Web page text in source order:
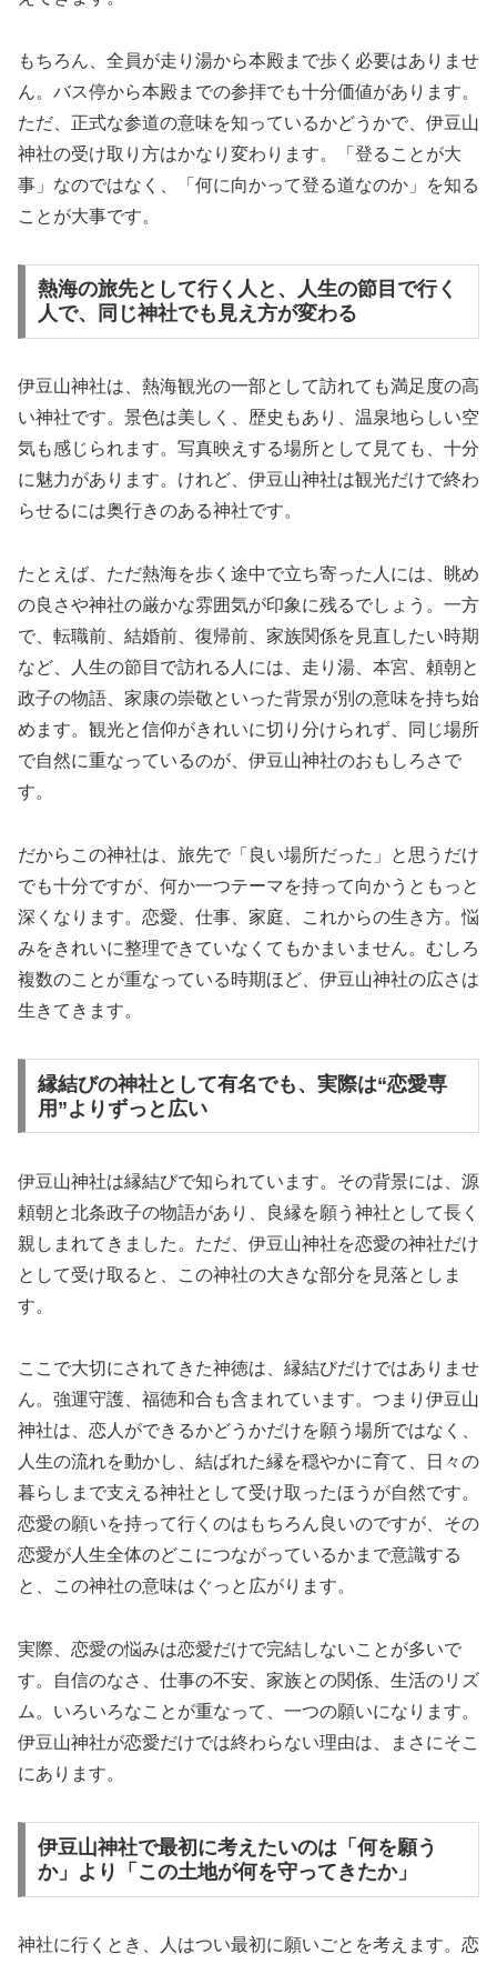
もちろん、全員が走り湯から本殿まで歩く必要はありませ
ん。バス停から本殿までの参拝でも十分価値があります。
ただ、正式な参道の意味を知っているかどうかで、伊豆山
神社の受け取り方はかなり変わります。「登ることが大
事」なのではなく、「何に向かって登る道なのか」を知る
ことが大事です。
熱海の旅先として行く人と、人生の節目で行く
人で、同じ神社でも見え方が変わる
伊豆山神社は、熱海観光の一部として訪れても満足度の高
い神社です。景色は美しく、歴史もあり、温泉地らしい空
気も感じられます。写真映えする場所として見ても、十分
に魅力があります。けれど、伊豆山神社は観光だけで終わ
らせるには奥行きのある神社です。
たとえば、ただ熱海を歩く途中で立ち寄った人には、眺め
の良さや神社の厳かな雰囲気が印象に残るでしょう。一方
で、転職前、結婚前、復帰前、家族関係を見直したい時期
など、人生の節目で訪れる人には、走り湯、本宮、頼朝と
政子の物語、家康の崇敬といった背景が別の意味を持ち始
めます。観光と信仰がきれいに切り分けられず、同じ場所
で自然に重なっているのが、伊豆山神社のおもしろさで
す。
だからこの神社は、旅先で「良い場所だった」と思うだけ
でも十分ですが、何か一つテーマを持って向かうともっと
深くなります。恋愛、仕事、家庭、これからの生き方。悩
みをきれいに整理できていなくてもかまいません。むしろ
複数のことが重なっている時期ほど、伊豆山神社の広さは
生きてきます。
縁結びの神社として有名でも、実際は“恋愛専
用”よりずっと広い
伊豆山神社は縁結びで知られています。その背景には、源
頼朝と北条政子の物語があり、良縁を願う神社として長く
親しまれてきました。ただ、伊豆山神社を恋愛の神社だけ
として受け取ると、この神社の大きな部分を見落としま
す。
ここで大切にされてきた神徳は、縁結びだけではありませ
ん。強運守護、福徳和合も含まれています。つまり伊豆山
神社は、恋人ができるかどうかだけを願う場所ではなく、
人生の流れを動かし、結ばれた縁を穏やかに育て、日々の
暮らしまで支える神社として受け取ったほうが自然です。
恋愛の願いを持って行くのはもちろん良いのですが、その
恋愛が人生全体のどこにつながっているかまで意識する
と、この神社の意味はぐっと広がります。
実際、恋愛の悩みは恋愛だけで完結しないことが多いで
す。自信のなさ、仕事の不安、家族との関係、生活のリズ
ム。いろいろなことが重なって、一つの願いになります。
伊豆山神社が恋愛だけでは終わらない理由は、まさにそこ
にあります。
伊豆山神社で最初に考えたいのは「何を願う
か」より「この土地が何を守ってきたか」
神社に行くとき、人はつい最初に願いごとを考えます。恋